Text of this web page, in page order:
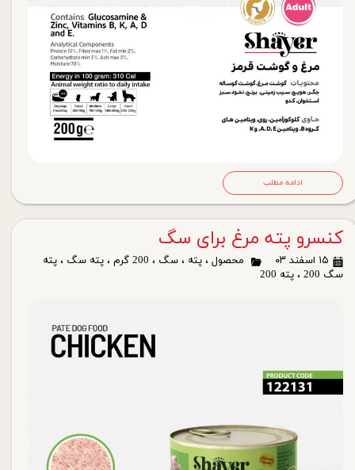
ادامه مطلب
کنسرو پته مرغ برای سگ
۱۵ اسفند ۰۳ محصول ،پته ،سگ ، 200 گرم ،پته سگ ،پته
سگ 200
،پته 200